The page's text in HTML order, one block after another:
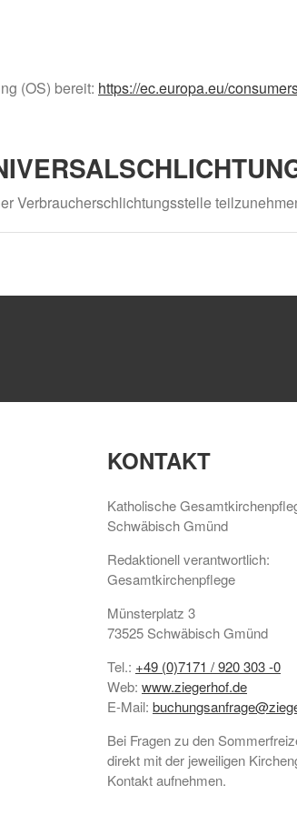
(OS) bereit: https://ec.europa.eu/
Verbraucherschlichtungsstelle
KONTAKT
Katholische
Schwäbisch Gmünd
Redaktionell verantwortlich:
Gesamtkirchenpflege
Münsterplatz 3
73525 Schwäbisch Gmünd
Tel.: +49 (0)7171 / 920 303 -0
Web: www.ziegerhof.de
E-Mail:
Bei Fragen zu den
direkt mit der jeweiligen
Kontakt aufnehmen.